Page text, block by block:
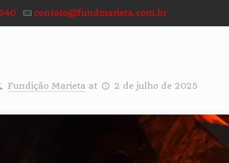
contato@fundmarieta.com.br
Fundição Marieta at 2 de julho de 2025